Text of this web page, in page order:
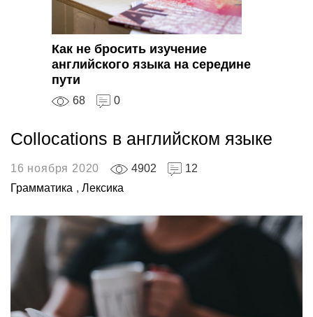
Как не бросить изучение
английского языка на середине
пути
68 0
Collocations в английском языке
16 ноября 2020 4902
12
Грамматика , Лексика